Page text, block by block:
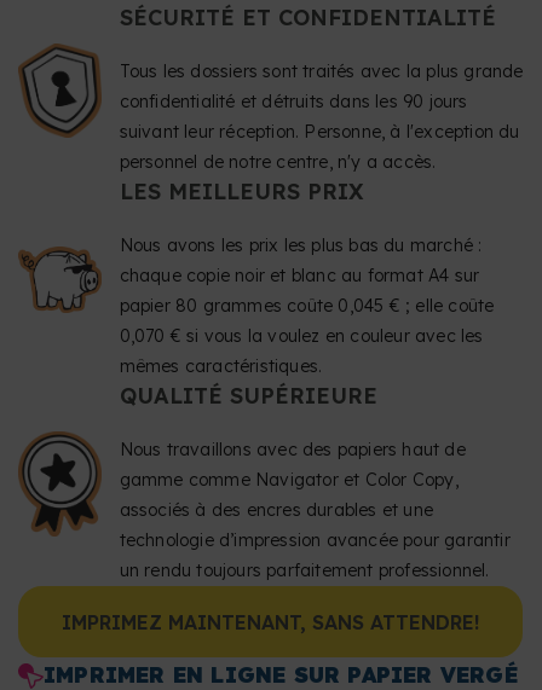
SÉCURITÉ ET CONFIDENTIALITÉ
Tous les dossiers sont traités avec la plus grande
confidentialité et détruits dans les 90 jours
suivant leur réception. Personne, à l'exception du
personnel de notre centre, n'y a accès.
LES MEILLEURS PRIX
Nous avons les prix les plus bas du marché :
chaque copie noir et blanc au format A4 sur
papier 80 grammes coûte 0,045 € ; elle coûte
0,070 € si vous la voulez en couleur avec les
mêmes caractéristiques.
QUALITÉ SUPÉRIEURE
Nous travaillons avec des papiers haut de
gamme comme Navigator et Color Copy,
associés à des encres durables et une
technologie d’impression avancée pour garantir
un rendu toujours parfaitement professionnel.
IMPRIMEZ MAINTENANT, SANS ATTENDRE!
IMPRIMER EN LIGNE SUR PAPIER VERGÉ